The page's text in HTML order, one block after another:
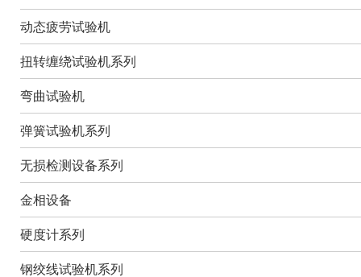
动态疲劳试验机
扭转缠绕试验机系列
弯曲试验机
弹簧试验机系列
无损检测设备系列
金相设备
硬度计系列
钢绞线试验机系列